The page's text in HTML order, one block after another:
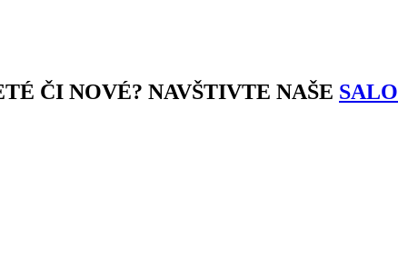
ČI NOVÉ? NAVŠTIVTE NAŠE